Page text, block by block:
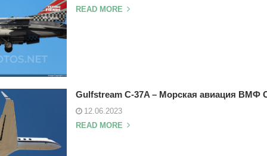
READ MORE
Gulfstream C-37A – Морская авиация
12.06.2023
READ MORE